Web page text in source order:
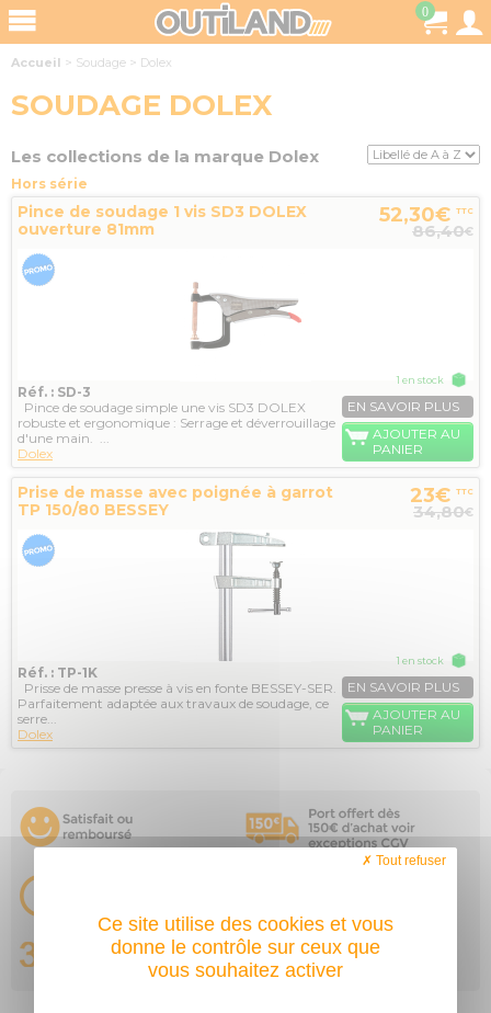
0
Accueil > Soudage > Dolex
SOUDAGE DOLEX
Les collections de la marque Dolex
Hors série
Pince de soudage 1 vis SD3 DOLEX
ouverture 81mm
52,30€ TTC
86,40€
Réf. : SD-3
Pince de soudage simple une vis SD3 DOLEX
robuste et ergonomique : Serrage et déverrouillage
d'une main. ...
Dolex
1 en stock
EN SAVOIR PLUS
AJOUTER AU
PANIER
Prise de masse avec poignée à garrot
TP 150/80 BESSEY
23€ TTC
34,80€
Réf. : TP-1K
Prisse de masse presse à vis en fonte BESSEY-SER.
Parfaitement adaptée aux travaux de soudage, ce
serre...
Dolex
1 en stock
EN SAVOIR PLUS
AJOUTER AU
PANIER
Ce site utilise des cookies et vous
donne le contrôle sur ceux que
vous souhaitez activer
Tout refuser